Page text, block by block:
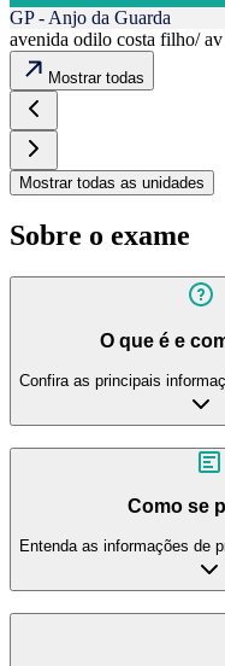
GP - Anjo da Guarda
avenida odilo costa filho/
Mostrar todas
Mostrar todas as unidades
Sobre o exame
O que é e
Confira as principais
Como se
Entenda as informações de